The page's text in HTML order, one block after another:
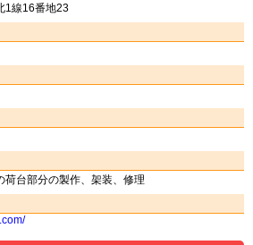
1線16番地23
台部分の製作、架装、修理